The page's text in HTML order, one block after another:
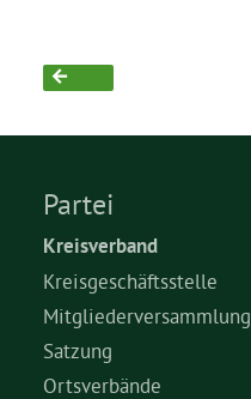
Engagement-Sprechstunde
CampusGrün
Aktuelles
Partei
Kreisverband
Kreisgeschäftsstelle
Mitgliederversammlung
Satzung
Ortsverbände